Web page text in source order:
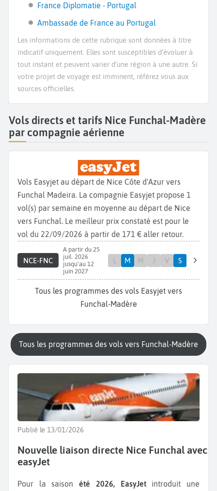
France Diplomatie - Portugal
Ambassade de France au Portugal
Les informations de cette rubrique sont données à titre
indicatif uniquement. Elles sont susceptibles d’évoluer à
tout instant et peuvent varier d’une région à une autre. Si
votre projet de voyage est imminent, référez vous aux
sources officielles.
Vols directs et tarifs Nice Funchal-Madère
par compagnie aérienne
Vols Easyjet au départ de Nice Côte d'Azur vers
Funchal Madeira. La compagnie Easyjet propose 1
vol(s) par semaine en moyenne au départ de Nice
vers Funchal. Le meilleur prix constaté est pour le
vol du 22/09/2026 à partir de 171 € aller retour.
NCE-FNC
A partir du 25
juil. 2026
jusqu'au 12
juin 2027
L M M J V S
Tous les programmes des vols Easyjet vers
Funchal-Madère
Tous les programmes des vols vers Funchal-Madère
Publié le 13/01/2026
Nouvelle liaison directe Nice Funchal avec
easyJet
Pour la saisonété 2026, EasyJetintroduit une